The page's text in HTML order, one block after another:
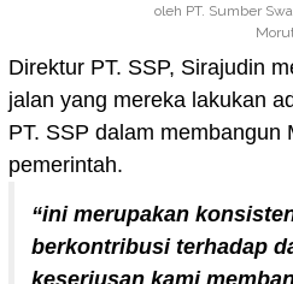
oleh PT. Sumber
Direktur PT. SSP, Sirajudin
jalan yang mereka lakukan
PT. SSP dalam membangun
pemerintah.
“ini merupakan
berkontribusi terhadap